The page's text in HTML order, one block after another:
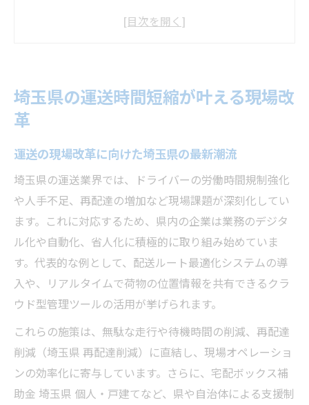
運送業界が直面する課題と埼玉県の解決策
運送の再配達削減で実現する業務効率化戦
埼玉県が進める運送再配達対策の最先端手
法
運送効率化の鍵となる再配達削減の具体策
再配達削減がもたらす運送コストの削減効
果
運送現場で活きる再配達防止の最新アプロ
ーチ
宅配ボックス補助金活用で見える運送の変化
宅配ボックス補助金を活用した運送時間短
縮術
埼玉県の運送時間短縮が叶える現場改
革
運送の現場改革に向けた埼玉県の最新潮流
埼玉県の運送業界では、ドライバーの労働時間規制強化
や人手不足、再配達の増加など現場課題が深刻化してい
ます。これに対応するため、県内の企業は業務のデジタ
ル化や自動化、省人化に積極的に取り組み始めていま
す。代表的な例として、配送ルート最適化システムの導
入や、リアルタイムで荷物の位置情報を共有できるクラ
ウド型管理ツールの活用が挙げられます。
これらの施策は、無駄な走行や待機時間の削減、再配達
削減（埼玉県 再配達削減）に直結し、現場オペレーショ
ンの効率化に寄与しています。さらに、宅配ボックス補
助金 埼玉県 個人・戸建てなど、県や自治体による支援制